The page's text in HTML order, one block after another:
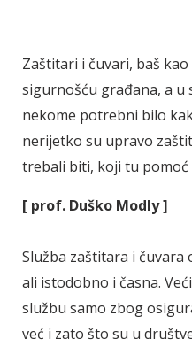
Zaštitari i čuvari, baš
sigurnošću građana, a u
nekome potrebni bilo
nerijetko su upravo
trebali biti, koji tu pomoć
[ prof. Duško Modly ]
Služba zaštitara i čuvara
ali istodobno i časna.
službu samo zbog
već i zato što su u